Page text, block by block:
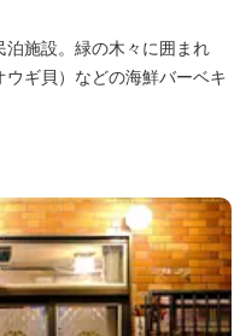
施設。緑の木々に囲まれ
ギ貝）などの海鮮バーベキ